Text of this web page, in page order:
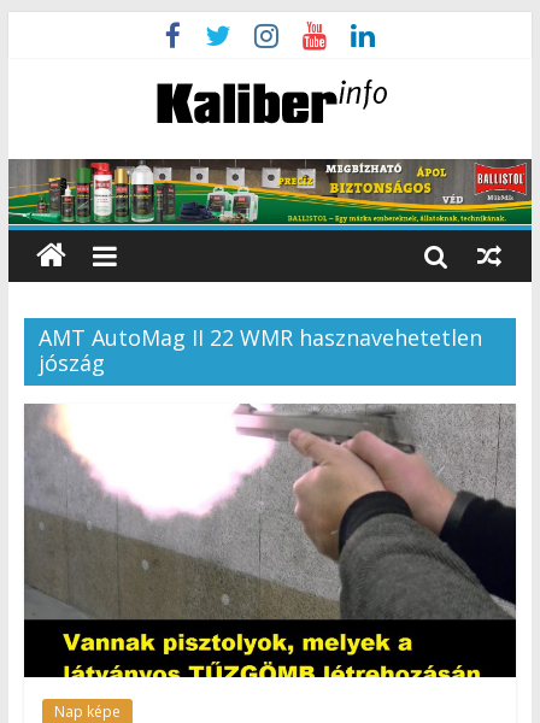
AMT AutoMag II 22 WMR hasznavehetetlen
jószág
Nap képe